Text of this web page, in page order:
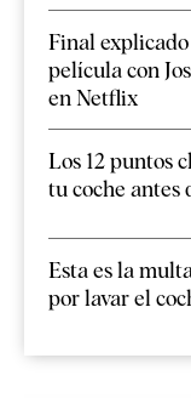
Final
película con
en Netflix
Los 12 puntos
tu coche antes
Esta es la
por lavar el